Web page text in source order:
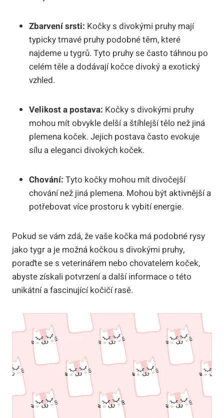
Zbarvení srsti: Kočky s divokými pruhy mají
typicky tmavé pruhy podobné těm, které
najdeme u tygrů. Tyto pruhy se často táhnou po
celém těle a dodávají kočce divoký a exotický
vzhled.
Velikost a postava: Kočky s divokými pruhy
mohou mít obvykle delší a štíhlejší tělo než jiná
plemena koček. Jejich postava často evokuje
sílu a eleganci divokých koček.
Chování: Tyto kočky mohou mít divočejší
chování než jiná plemena. Mohou být aktivnější a
potřebovat více prostoru k vybití energie.
Pokud se vám zdá, že vaše kočka má podobné rysy
jako tygr a je možná kočkou s divokými pruhy,
poraďte se s veterinářem nebo chovatelem koček,
abyste získali potvrzení a další informace o této
unikátní a fascinující kočičí rasě.